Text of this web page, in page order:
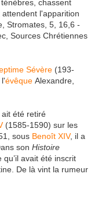
chassent
attendent l'apparition
Stromates, 5, 16,6 -
Sources Chrétiennes
Sévère (193-
évêque Alexandre,
été retiré
(1585-1590) sur les
sous Benoît XIV, il a
son Histoire
qu’il avait été inscrit
De là vint la rumeur